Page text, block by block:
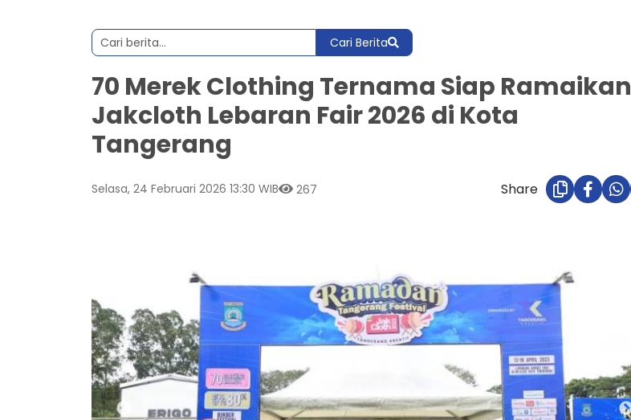
Cari Berita
70 Merek Clothing Ternama Siap Ramaikan
Jakcloth Lebaran Fair 2026 di Kota
Tangerang
Selasa, 24 Februari 2026 13:30 WIB 267 Share